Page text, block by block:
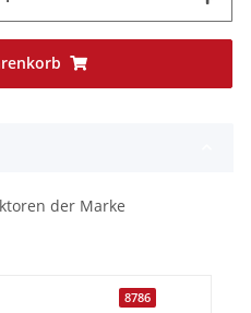
der Marke
8786